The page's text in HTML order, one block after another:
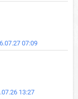
07:09
13:27